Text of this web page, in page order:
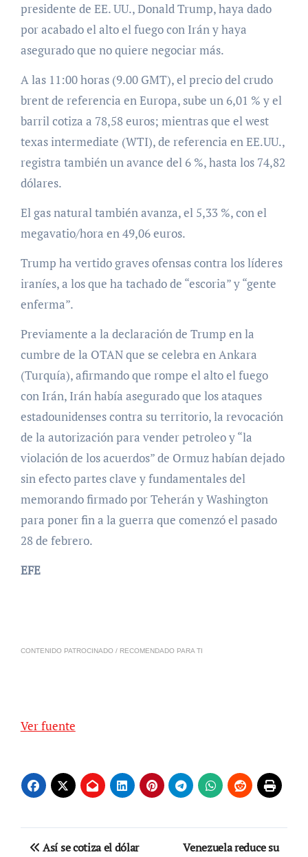
presidente de EE. UU., Donald Trump, haya dado
por acabado el alto el fuego con Irán y haya
asegurado que no quiere negociar más.
A las 11:00 horas (9.00 GMT), el precio del crudo
brent de referencia en Europa, sube un 6,01 % y el
barril cotiza a 78,58 euros; mientras que el west
texas intermediate (WTI), de referencia en EE.UU.,
registra también un avance del 6 %, hasta los 74,82
dólares.
El gas natural también avanza, el 5,33 %, con el
megavatio/hora en 49,06 euros.
Trump ha vertido graves ofensas contra los líderes
iraníes, a los que ha tachado de “escoria” y “gente
enferma”.
Previamente a la declaración de Trump en la
cumbre de la OTAN que se celebra en Ankara
(Turquía), afirmando que rompe el alto el fuego
con Irán, Irán había asegurado que los ataques
estadounidenses contra su territorio, la revocación
de la autorización para vender petroleo y “la
violación de los acuerdos” de Ormuz habían dejado
sin efecto partes clave y fundamentales del
memorando firmado por Teherán y Washington
para poner fin a la guerra que comenzó el pasado
28 de febrero.
EFE
CONTENIDO PATROCINADO / RECOMENDADO PARA TI
Ver fuente
Navegación
Así se cotiza el dólar Venezuela reduce su